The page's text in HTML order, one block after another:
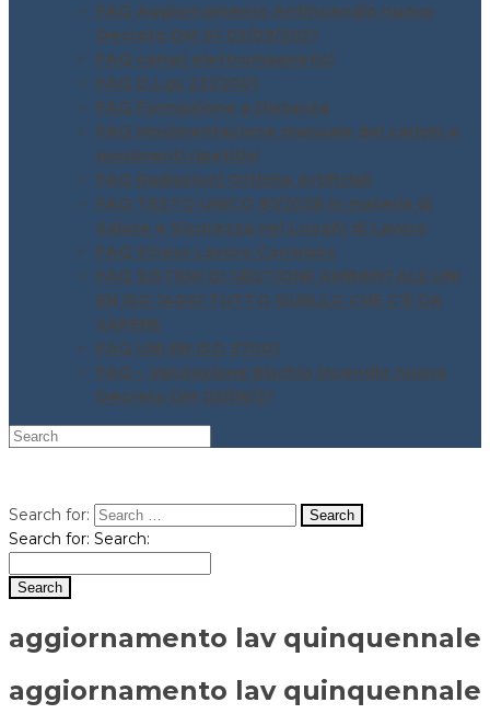
FAQ Aggiornamento Antincendio nuovo
Decreto DM 01-02/09/2021
FAQ campi elettromagnetici
FAQ D.Lgs 231/2001
FAQ Formazione a Distanza
FAQ Movimentazione manuale dei carichi e
movimenti ripetitivi
FAQ Radiazioni Ottiche Artificiali
FAQ TESTO UNICO 81/2028 in materia di
Salute e Sicurezza nei Luoghi di Lavoro
FAQ Stress Lavoro Correlato
FAQ SISTEMI DI GESTIONE AMBIENTALE UNI
EN ISO 14001 TUTTO QUELLO CHE C’È DA
SAPERE
FAQ UNI EN ISO 37001
FAQ – Valutazione Rischio incendio nuovo
Decreto DM 03/06/21
Search for:
Search for: Search:
aggiornamento lav quinquennale
aggiornamento lav quinquennale